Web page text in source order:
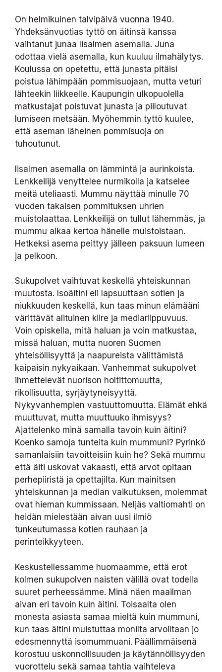
On helmikuinen talvipäivä vuonna 1940.
Yhdeksänvuotias tyttö on äitinsä kanssa
vaihtanut junaa Iisalmen asemalla. Juna
odottaa vielä asemalla, kun kuuluu ilmahälytys.
Koulussa on opetettu, että junasta pitäisi
poistua lähimpään pommisuojaan, mutta veturi
lähteekin liikkeelle. Kaupungin ulkopuolella
matkustajat poistuvat junasta ja piiloutuvat
lumiseen metsään. Myöhemmin tyttö kuulee,
että aseman läheinen pommisuoja on
tuhoutunut.
Iisalmen asemalla on lämmintä ja aurinkoista.
Lenkkeilijä venyttelee nurmikolla ja katselee
meitä uteliaasti. Mummu näyttää minulle 70
vuoden takaisen pommituksen uhrien
muistolaattaa. Lenkkeilijä on tullut lähemmäs, ja
mummu alkaa kertoa hänelle muistoistaan.
Hetkeksi asema peittyy jälleen paksuun lumeen
ja pelkoon.
Sukupolvet vaihtuvat keskellä yhteiskunnan
muutosta. Isoäitini eli lapsuuttaan sotien ja
niukkuuden keskellä, kun taas minun elämääni
värittävät alituinen kiire ja mediariippuvuus.
Voin opiskella, mitä haluan ja voin matkustaa,
missä haluan, mutta nuoren Suomen
yhteisöllisyyttä ja naapureista välittämistä
kaipaisin nykyaikaan. Vanhemmat sukupolvet
ihmettelevät nuorison holtittomuutta,
rikollisuutta, syrjäytyneisyyttä.
Nykyvanhempien vastuuttomuutta. Elämät ehkä
muuttuvat, mutta muuttuuko ihmisyys?
Ajattelenko minä samalla tavoin kuin äitini?
Koenko samoja tunteita kuin mummuni? Pyrinkö
samanlaisiin tavoitteisiin kuin he? Sekä mummu
että äiti uskovat vakaasti, että arvot opitaan
perhepiiristä ja opettajilta. Kun mainitsen
yhteiskunnan ja median vaikutuksen, molemmat
ovat hieman kummissaan. Neljäs valtiomahti on
heidän mielestään aivan uusi ilmiö
tunkeutumassa kotien rauhaan ja
perinteikkyyteen.
Keskustellessamme huomaamme, että erot
kolmen sukupolven naisten välillä ovat todella
suuret perheessämme. Minä näen maailman
aivan eri tavoin kuin äitini. Toisaalta olen
monesta asiasta samaa mieltä kuin mummuni,
kun taas äitini muistuttaa monilta arvoiltaan jo
edesmennyttä isomummuani. Päällimmäisenä
korostuu uskonnollisuuden ja käytännöllisyyden
vuorottelu sekä samaa tahtia vaihteleva